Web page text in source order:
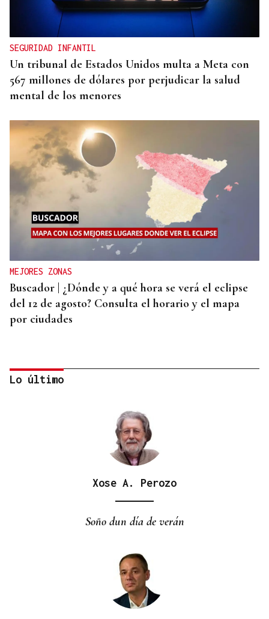
SEGURIDAD INFANTIL
Un tribunal de Estados Unidos multa a Meta con
567 millones de dólares por perjudicar la salud
mental de los menores
MEJORES ZONAS
Buscador | ¿Dónde y a qué hora se verá el eclipse
del 12 de agosto? Consulta el horario y el mapa
por ciudades
Lo último
Xose A. Perozo
Soño dun día de verán